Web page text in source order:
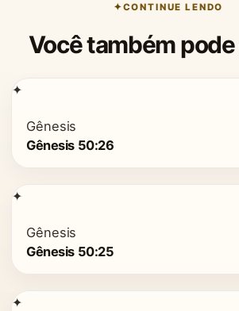
CONTINUE LENDO
Você também
✦
Gênesis
Gênesis 50:26
✦
Gênesis
Gênesis 50:25
✦